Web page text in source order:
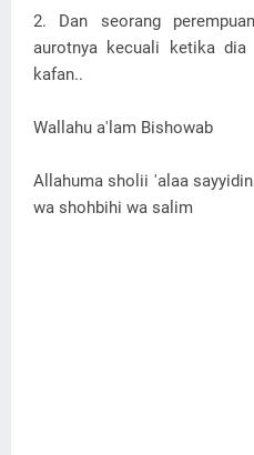
2. Dan seorang
aurotnya kecuali ketika
kafan..
Wallahu a'lam Bishowab
Allahuma sholii 'alaa
wa shohbihi wa salim